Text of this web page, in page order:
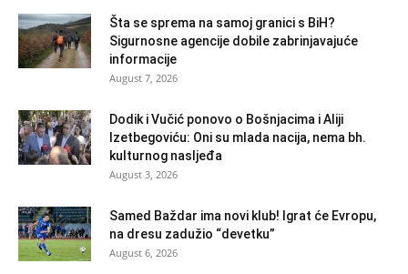
Šta se sprema na samoj granici s BiH?
Sigurnosne agencije dobile zabrinjavajuće
informacije
August 7, 2026
Dodik i Vučić ponovo o Bošnjacima i Aliji
Izetbegoviću: Oni su mlada nacija, nema bh.
kulturnog nasljeđa
August 3, 2026
Samed Baždar ima novi klub! Igrat će Evropu,
na dresu zadužio “devetku”
August 6, 2026